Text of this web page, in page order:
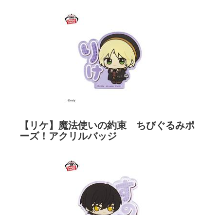
【リケ】魔法使いの約束 ちびぐるみポ
ーズ！アクリルバッジ